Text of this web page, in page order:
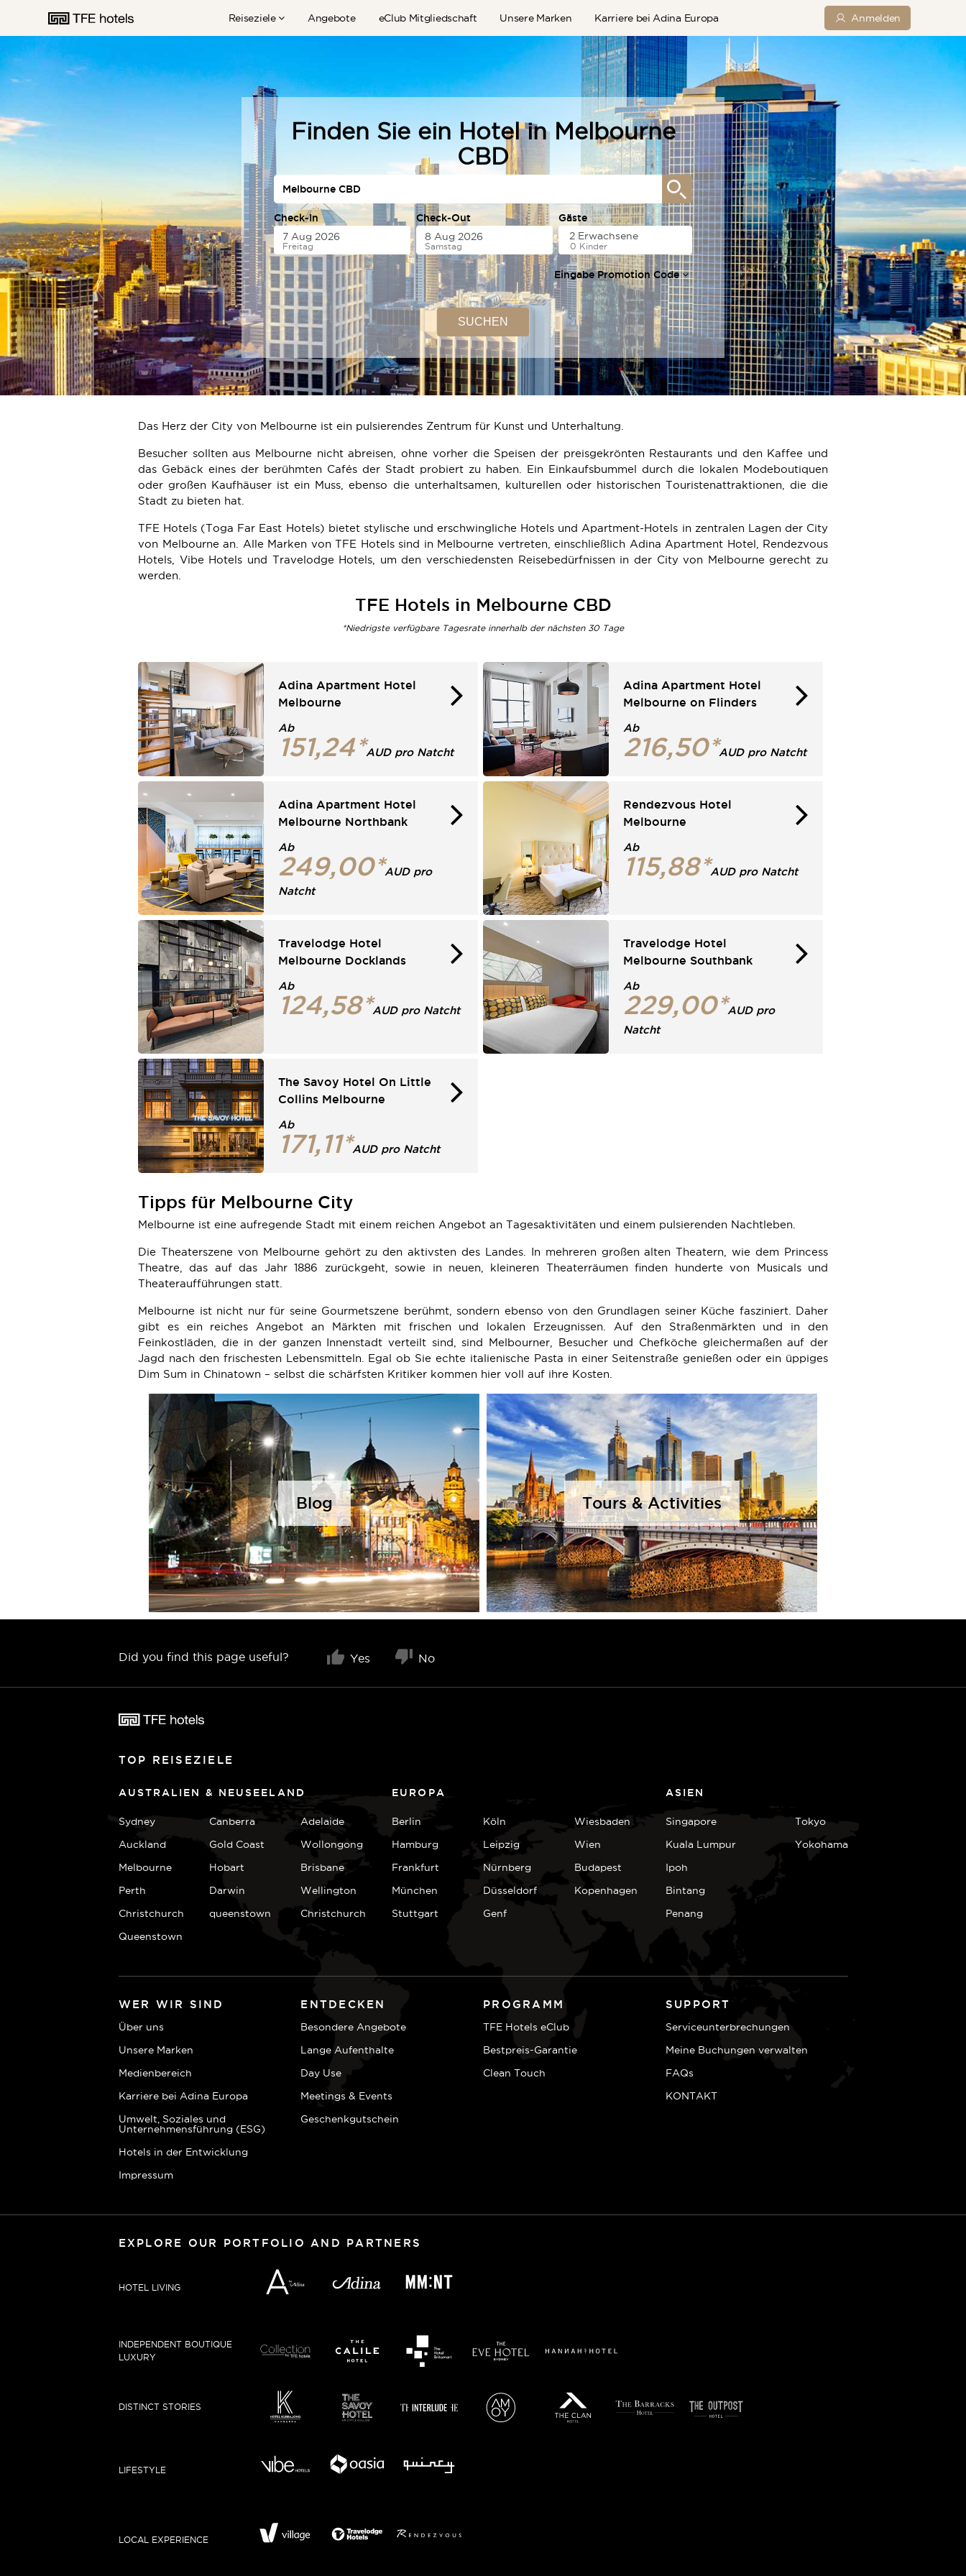
Reiseziele Angebote eClub Mitgliedschaft Unsere Marken Karriere bei Adina Europa Anmelden
AUSTRALIEN
NEUSEELAND
UNITED KINGDOM
EUROPA
ASIEN
Finden Sie ein Hotel in Melbourne
CBD
Check-In
Freitag
Check-Out
Samstag
Gäste
0 Kinder
Eingabe Promotion Code
SUCHEN
Das Herz der City von Melbourne ist ein pulsierendes Zentrum für Kunst und Unterhaltung.
Besucher sollten aus Melbourne nicht abreisen, ohne vorher die Speisen der preisgekrönten Restaurants und den Kaffee und
das Gebäck eines der berühmten Cafés der Stadt probiert zu haben. Ein Einkaufsbummel durch die lokalen Modeboutiquen
oder großen Kaufhäuser ist ein Muss, ebenso die unterhaltsamen, kulturellen oder historischen Touristenattraktionen, die die
Stadt zu bieten hat.
TFE Hotels (Toga Far East Hotels) bietet stylische und erschwingliche Hotels und Apartment-Hotels in zentralen Lagen der City
von Melbourne an. Alle Marken von TFE Hotels sind in Melbourne vertreten, einschließlich Adina Apartment Hotel, Rendezvous
Hotels, Vibe Hotels und Travelodge Hotels, um den verschiedensten Reisebedürfnissen in der City von Melbourne gerecht zu
werden.
TFE Hotels in Melbourne CBD
*Niedrigste verfügbare Tagesrate innerhalb der nächsten 30 Tage
Adina Apartment Hotel
Melbourne
Ab
151,24*AUD pro Natcht
Adina Apartment Hotel
Melbourne on Flinders
Ab
216,50*AUD pro Natcht
Adina Apartment Hotel
Melbourne Northbank
Ab
249,00*AUD pro
Natcht
Rendezvous Hotel
Melbourne
Ab
115,88*AUD pro Natcht
Travelodge Hotel
Melbourne Docklands
Ab
124,58*AUD pro Natcht
Travelodge Hotel
Melbourne Southbank
Ab
229,00*AUD pro
Natcht
The Savoy Hotel On Little
Collins Melbourne
Ab
171,11*AUD pro Natcht
Tipps für Melbourne City
Melbourne ist eine aufregende Stadt mit einem reichen Angebot an Tagesaktivitäten und einem pulsierenden Nachtleben.
Die Theaterszene von Melbourne gehört zu den aktivsten des Landes. In mehreren großen alten Theatern, wie dem Princess
Theatre, das auf das Jahr 1886 zurückgeht, sowie in neuen, kleineren Theaterräumen finden hunderte von Musicals und
Theateraufführungen statt.
Melbourne ist nicht nur für seine Gourmetszene berühmt, sondern ebenso von den Grundlagen seiner Küche fasziniert. Daher
gibt es ein reiches Angebot an Märkten mit frischen und lokalen Erzeugnissen. Auf den Straßenmärkten und in den
Feinkostläden, die in der ganzen Innenstadt verteilt sind, sind Melbourner, Besucher und Chefköche gleichermaßen auf der
Jagd nach den frischesten Lebensmitteln. Egal ob Sie echte italienische Pasta in einer Seitenstraße genießen oder ein üppiges
Dim Sum in Chinatown – selbst die schärfsten Kritiker kommen hier voll auf ihre Kosten.
Blog Tours & Activities
Did you find this page useful? Yes No
TOP REISEZIELE
AUSTRALIEN & NEUSEELAND
Sydney Canberra
Adelaide
Auckland
Gold Coast
Wollongong
Melbourne
Hobart
Brisbane
Perth
Darwin
Wellington
Christchurch
queenstown
Christchurch
Queenstown
EUROPA
Berlin Köln
Wiesbaden
Hamburg
Leipzig
Wien
Frankfurt
Nürnberg
Budapest
München
Düsseldorf
Kopenhagen
Stuttgart
Genf
ASIEN
Singapore
Kuala Lumpur
Ipoh
Bintang
Penang
Tokyo
Yokohama
WER WIR SIND
Über uns
Unsere Marken
Medienbereich
Karriere bei Adina Europa
Umwelt, Soziales und
Unternehmensführung (ESG)
Hotels in der Entwicklung
Impressum
ENTDECKEN
Besondere Angebote
Lange Aufenthalte
Day Use
Meetings & Events
Geschenkgutschein
PROGRAMM
TFE Hotels eClub
Bestpreis-Garantie
Clean Touch
SUPPORT
Serviceunterbrechungen
Meine Buchungen verwalten
FAQs
KONTAKT
EXPLORE OUR PORTFOLIO AND PARTNERS
HOTEL LIVING
INDEPENDENT BOUTIQUE
LUXURY
DISTINCT STORIES
LIFESTYLE
LOCAL EXPERIENCE